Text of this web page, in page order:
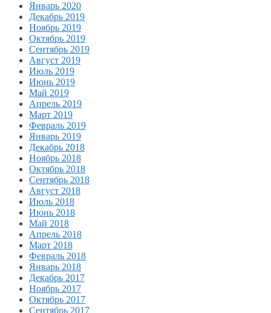
Январь 2020
Декабрь 2019
Ноябрь 2019
Октябрь 2019
Сентябрь 2019
Август 2019
Июль 2019
Июнь 2019
Май 2019
Апрель 2019
Март 2019
Февраль 2019
Январь 2019
Декабрь 2018
Ноябрь 2018
Октябрь 2018
Сентябрь 2018
Август 2018
Июль 2018
Июнь 2018
Май 2018
Апрель 2018
Март 2018
Февраль 2018
Январь 2018
Декабрь 2017
Ноябрь 2017
Октябрь 2017
Сентябрь 2017